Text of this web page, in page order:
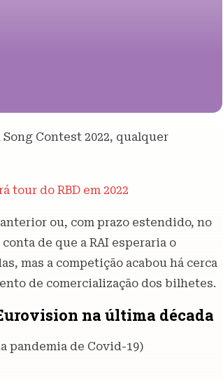
Contest 2022, qualquer
tour do RBD em 2022
ou, com prazo estendido, no
de que a RAI esperaria o
mas a competição acabou há cerca
de comercialização dos bilhetes.
na última década
pandemia de Covid-19)